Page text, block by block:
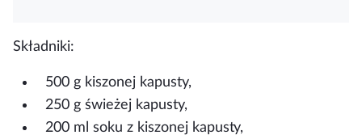
Składniki:
500 g kiszonej kapusty,
250 g świeżej kapusty,
200 ml soku z kiszonej kapusty,